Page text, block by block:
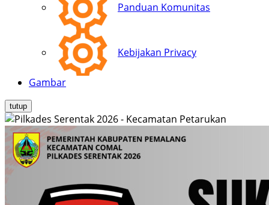
Panduan Komunitas
Kebijakan Privacy
Gambar
tutup